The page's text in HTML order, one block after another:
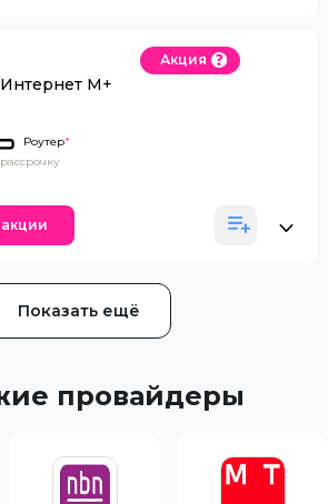
М+
Акция
Роутер*
Показать ещё
провайдеры